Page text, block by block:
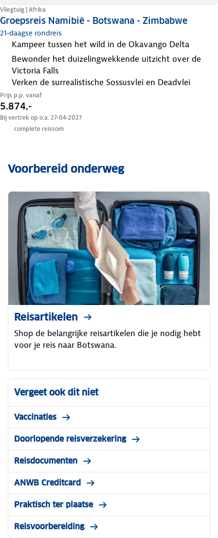
Groepsreis Namibië - Botswana - Zimbabwe
Vliegtuig | Afrika
21-daagse rondreis
kampeer tussen het wild in de Okavango Delta
bewonder het duizelingwekkende uitzicht over de
Victoria Falls
verken de surrealistische Sossusvlei en Deadvlei
Prijs p.p. vanaf
5.874,-
Bij vertrek op o.a. 27-04-2027
complete reissom
Voorbereid onderweg
Reisartikelen
Shop de belangrijke reisartikelen die je nodig hebt
voor je reis naar Botswana.
Vergeet ook dit niet
Vaccinaties
Doorlopende reisverzekering
Reisdocumenten
ANWB Creditcard
Praktisch ter plaatse
Reisvoorbereiding